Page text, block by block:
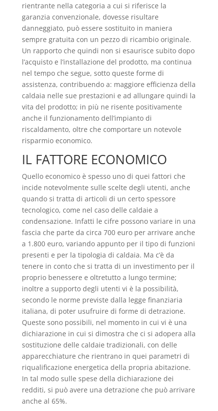
rientrante nella categoria a cui si riferisce la
garanzia convenzionale, dovesse risultare
danneggiato, può essere sostituito in maniera
sempre gratuita con un pezzo di ricambio originale.
Un rapporto che quindi non si esaurisce subito dopo
l’acquisto e l’installazione del prodotto, ma continua
nel tempo che segue, sotto queste forme di
assistenza, contribuendo a: maggiore efficienza della
caldaia nelle sue prestazioni e ad allungare quindi la
vita del prodotto; in più ne risente positivamente
anche il funzionamento dell’impianto di
riscaldamento, oltre che comportare un notevole
risparmio economico.
IL FATTORE ECONOMICO
Quello economico è spesso uno di quei fattori che
incide notevolmente sulle scelte degli utenti, anche
quando si tratta di articoli di un certo spessore
tecnologico, come nel caso delle caldaie a
condensazione. Infatti le cifre possono variare in una
fascia che parte da circa 700 euro per arrivare anche
a 1.800 euro, variando appunto per il tipo di funzioni
presenti e per la tipologia di caldaia. Ma c’è da
tenere in conto che si tratta di un investimento per il
proprio benessere e oltretutto a lungo termine;
inoltre a supporto degli utenti vi è la possibilità,
secondo le norme previste dalla legge finanziaria
italiana, di poter usufruire di forme di detrazione.
Queste sono possibili, nel momento in cui vi è una
dichiarazione in cui si dimostra che ci si adopera alla
sostituzione delle caldaie tradizionali, con delle
apparecchiature che rientrano in quei parametri di
riqualificazione energetica della propria abitazione.
In tal modo sulle spese della dichiarazione dei
redditi, si può avere una detrazione che può arrivare
anche al 65%.